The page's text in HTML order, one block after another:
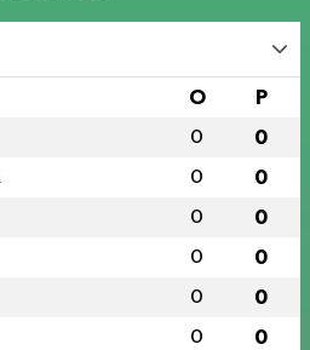
O P
0 0
0 0
0 0
0 0
0 0
0 0